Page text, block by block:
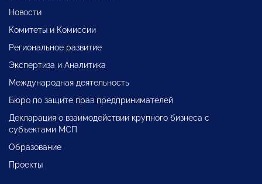
Новости
Комитеты и Комиссии
Региональное развитие
Экспертиза и Аналитика
Международная деятельность
Бюро по защите прав предпринимателей
Декларация о взаимодействии крупного бизнеса с
субъектами МСП
Образование
Проекты